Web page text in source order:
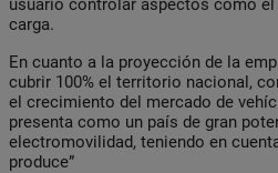
carga.
En cuanto a la proyección de la
cubrir 100% el territorio nacional,
el crecimiento del mercado de
presenta como un país de gran
electromovilidad, teniendo en
produce”